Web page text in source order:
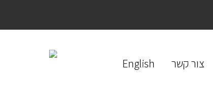
צור קשר English